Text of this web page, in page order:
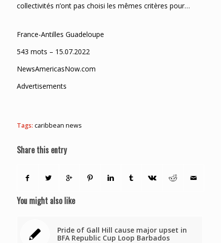
collectivités n’ont pas choisi les mêmes critères pour…
France-Antilles Guadeloupe
543 mots – 15.07.2022
NewsAmericasNow.com
Advertisements
Tags: caribbean news
Share this entry
You might also like
Pride of Gall Hill cause major upset in
BFA Republic Cup Loop Barbados